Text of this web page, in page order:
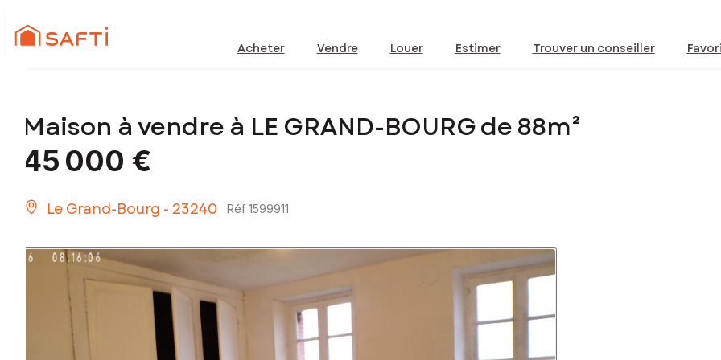
Acheter Vendre Louer Estimer Trouver un conseiller
Maison à vendre à LE GRAND-BOURG de 88m²
45 000 €
Le Grand-Bourg - 23240 Réf 1599911